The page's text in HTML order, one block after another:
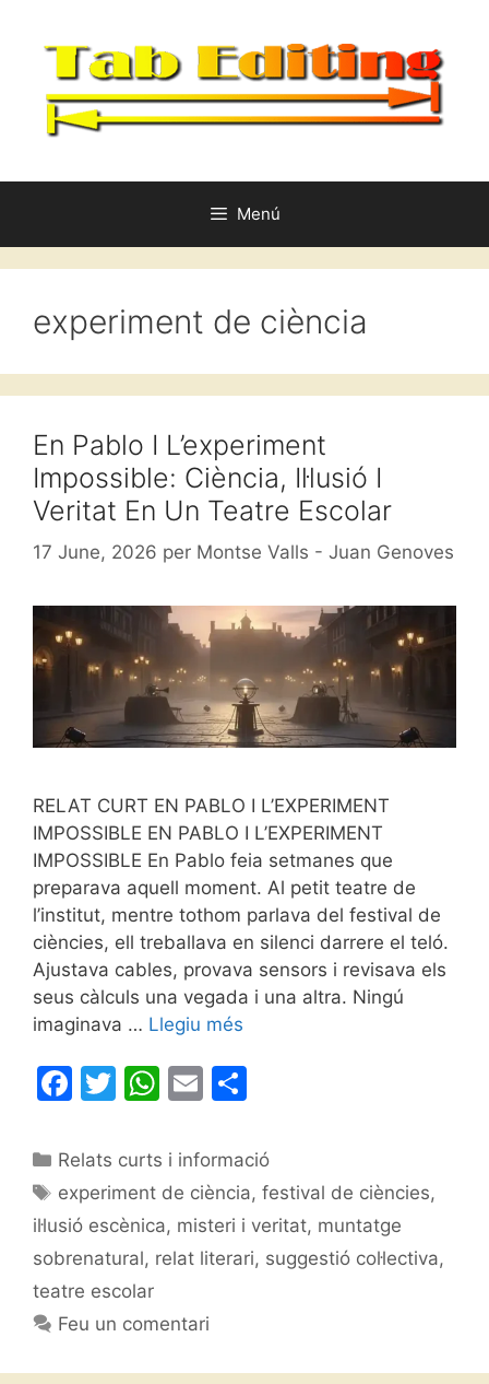
Menú
experiment de ciència
En Pablo I L’experiment
Impossible: Ciència, Il·lusió I
Veritat En Un Teatre Escolar
17 June, 2026 per Montse Valls - Juan Genoves
RELAT CURT EN PABLO I L’EXPERIMENT
IMPOSSIBLE EN PABLO I L’EXPERIMENT
IMPOSSIBLE En Pablo feia setmanes que
preparava aquell moment. Al petit teatre de
l’institut, mentre tothom parlava del festival de
ciències, ell treballava en silenci darrere el teló.
Ajustava cables, provava sensors i revisava els
seus càlculs una vegada i una altra. Ningú
imaginava … Llegiu més
F
c
e
b
o
o
k
T
itt
er
W
at
s
A
p
E
ai
l
m
p
ar
te
Categories
Relats curts i informació
Etiquetes
experiment de ciència,festival de ciències,
il·lusió escènica, misteri i veritat, muntatge
sobrenatural, relat literari, suggestió col·lectiva,
teatre escolar
Feu un comentari